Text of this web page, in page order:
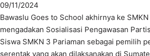
09/11/2024
Bawaslu Goes to School akhirnya ke
mengadakan Sosialisasi Pengawasan
Siswa SMKN 3 Pariaman sebagai pemilih
serentak yang akan dilaksanakan di